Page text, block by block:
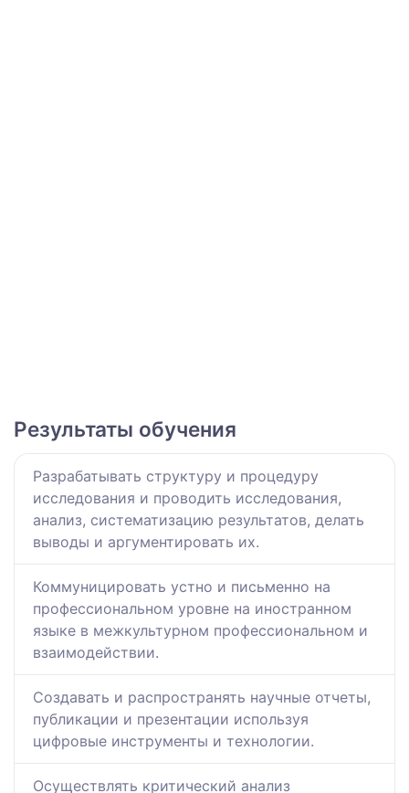
Результаты обучения
Разрабатывать структуру и процедуру
исследования и проводить исследования,
анализ, систематизацию результатов, делать
выводы и аргументировать их.
Коммуницировать устно и письменно на
профессиональном уровне на иностранном
языке в межкультурном профессиональном и
взаимодействии.
Создавать и распространять научные отчеты,
публикации и презентации используя
цифровые инструменты и технологии.
Осуществлять критический анализ